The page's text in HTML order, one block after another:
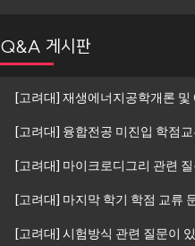
Q&A 게시판
[고려대] 융합전공 미진입 학점
[고려대] 마이크로디그리 관련
[고려대] 마지막 학기 학점 교류
[고려대] 시험방식 관련 질문이